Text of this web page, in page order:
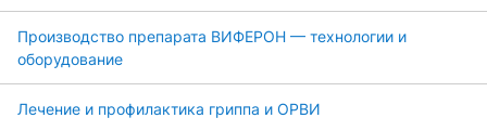
Производство препарата ВИФЕРОН — технологии и
оборудование
Лечение и профилактика гриппа и ОРВИ